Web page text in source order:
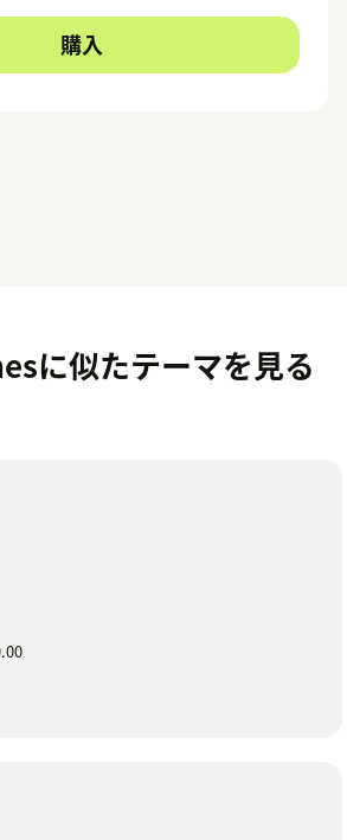
購入
に似たテーマを見る